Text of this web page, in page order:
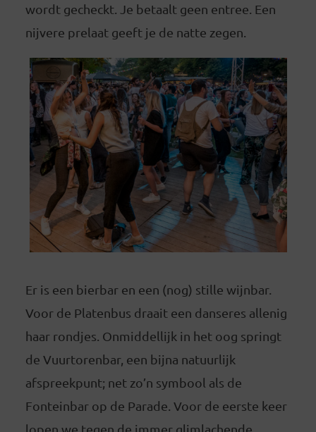
wordt gecheckt. Je betaalt geen entree. Een
nijvere prelaat geeft je de natte zegen.
Er is een bierbar en een (nog) stille wijnbar.
Voor de Platenbus draait een danseres allenig
haar rondjes. Onmiddellijk in het oog springt
de Vuurtorenbar, een bijna natuurlijk
afspreekpunt; net zo’n symbool als de
Fonteinbar op de Parade. Voor de eerste keer
lopen we tegen de immer glimlachende